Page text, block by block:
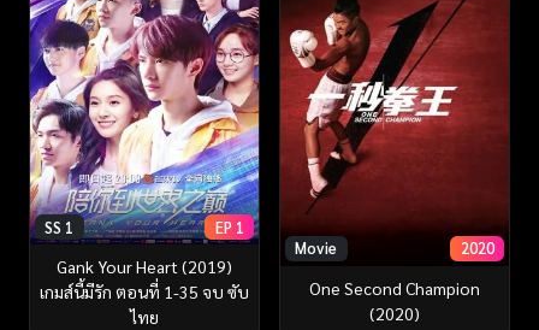
SS 1 EP 1
Gank Your Heart (2019)
เกมส์นี้มีรัก ตอนที่ 1-35 จบ ซับ
ไทย
Movie 2020
One Second Champion
(2020)